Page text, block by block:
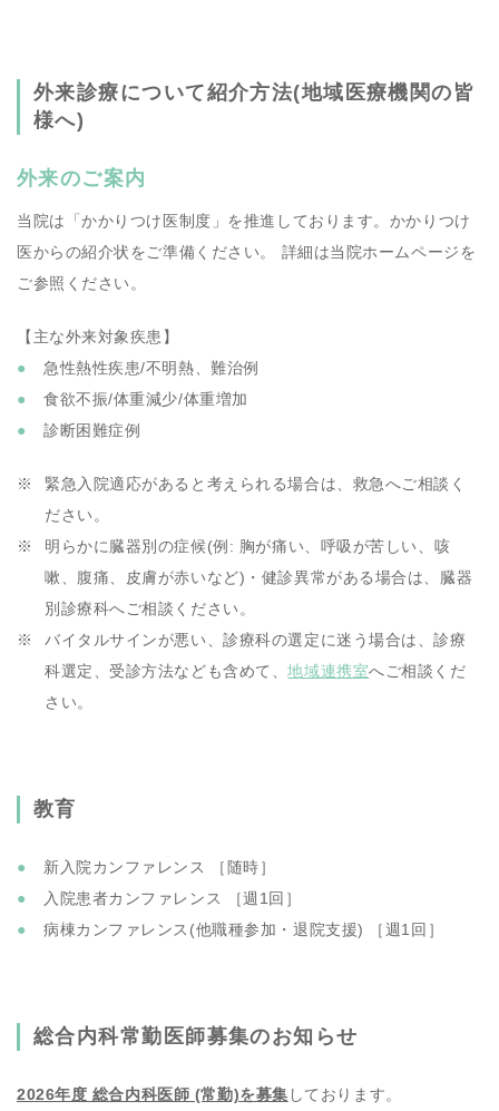
外来診療について紹介方法(地域医療機関の皆
様へ)
外来のご案内
当院は「かかりつけ医制度」を推進しております。かかりつけ
医からの紹介状をご準備ください。 詳細は当院ホームページを
ご参照ください。
【主な外来対象疾患】
急性熱性疾患/不明熱、難治例
食欲不振/体重減少/体重増加
診断困難症例
緊急入院適応があると考えられる場合は、救急へご相談く
ださい。
明らかに臓器別の症候(例: 胸が痛い、呼吸が苦しい、咳
嗽、腹痛、皮膚が赤いなど)・健診異常がある場合は、臓器
別診療科へご相談ください。
バイタルサインが悪い、診療科の選定に迷う場合は、診療
科選定、受診方法なども含めて、地域連携室へご相談くだ
さい。
教育
新入院カンファレンス ［随時］
入院患者カンファレンス ［週1回］
病棟カンファレンス(他職種参加・退院支援) ［週1回］
総合内科常勤医師募集のお知らせ
2026年度 総合内科医師 (常勤)を募集 しております。